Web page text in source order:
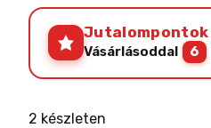
Jutalompontok
Vásárlásoddal 6
2 készleten